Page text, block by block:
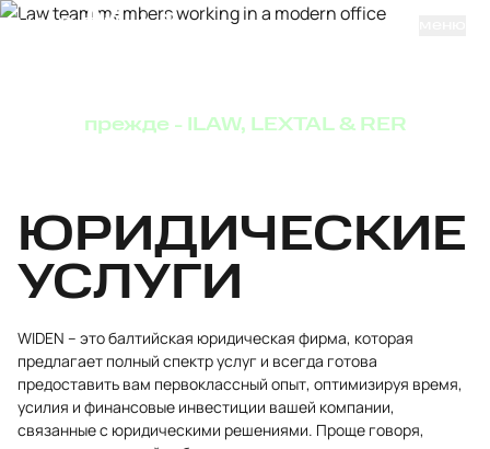
Мы -ЮРИДИЧЕСКИЕ УСЛУГИ
прежде - ILAW, LEXTAL & RER
ЮРИДИ­ЧЕСКИЕ
­­УСЛУГИ
WIDEN – это балтийская юридическая фирма, которая
предлагает полный спектр услуг и всегда готова
предоставить вам первоклассный опыт, оптимизируя время,
усилия и финансовые инвестиции вашей компании,
связанные с юридическими решениями. Проще говоря,